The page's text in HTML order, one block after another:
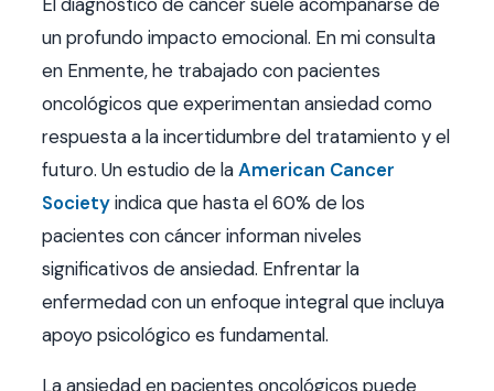
un profundo impacto emocional. En mi consulta
en Enmente, he trabajado con pacientes
oncológicos que experimentan ansiedad como
respuesta a la incertidumbre del tratamiento y el
futuro. Un estudio de laAmerican Cancer
Societyindica que hasta el 60% de los
pacientes con cáncer informan niveles
significativos de ansiedad. Enfrentar la
enfermedad con un enfoque integral que incluya
apoyo psicológico es fundamental.
La ansiedad en pacientes oncológicos puede